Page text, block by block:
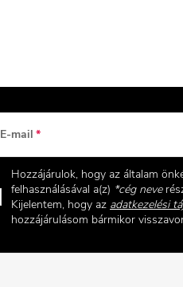
E-mail
Hozzájárulok, hogy az általam
felhasználásával a(z) *cég neve
Kijelentem, hogy az adatkezelési
hozzájárulásom bármikor